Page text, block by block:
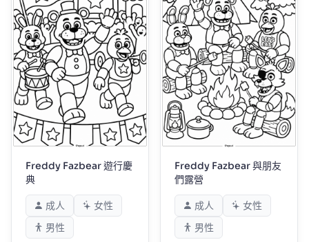
Freddy Fazbear 遊行慶
典
成人
女性
男性
Freddy Fazbear 與朋友
們露營
成人
女性
男性